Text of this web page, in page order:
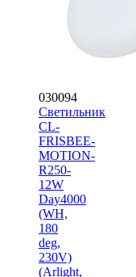
030094
Светильник
CL-
FRISBEE-
MOTION-
R250-
12W
Day4000
(WH,
180
deg,
230V)
(Arlight,